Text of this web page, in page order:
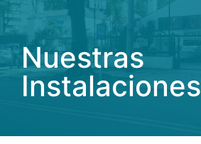
Nuestras
Instalaciones